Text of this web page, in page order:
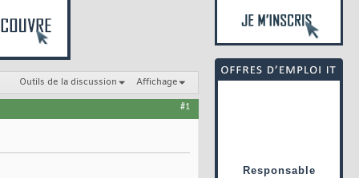
Outils de la discussion Affichage
#1